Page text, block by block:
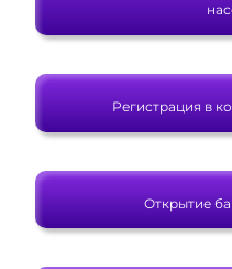
Регистрация в
Открытие